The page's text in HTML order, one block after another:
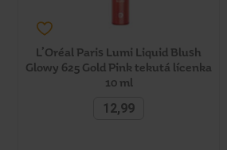
L’Oréal Paris Lumi Liquid Blush
Glowy 625 Gold Pink tekutá lícenka
10 ml
12,99